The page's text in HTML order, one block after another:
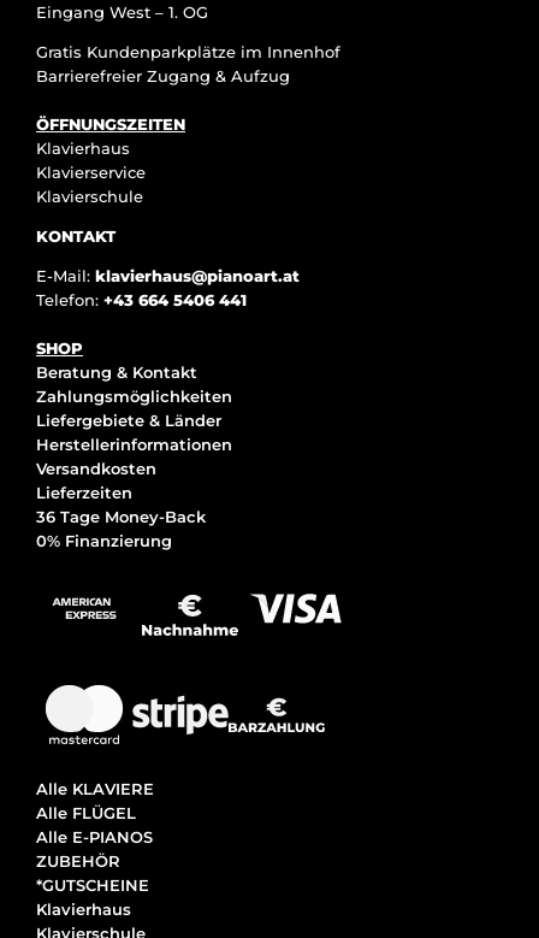
Eingang West – 1. OG
Gratis Kundenparkplätze im Innenhof
Barrierefreier Zugang & Aufzug
ÖFFNUNGSZEITEN
Klavierhaus
Klavierservice
Klavierschule
KONTAKT
E-Mail: klavierhaus@pianoart.at
Telefon: +43 664 5406 441
SHOP
Beratung & Kontakt
Zahlungsmöglichkeiten
Liefergebiete & Länder
Herstellerinformationen
Versandkosten
Lieferzeiten
36 Tage Money-Back
0% Finanzierung
Alle KLAVIERE
Alle FLÜGEL
Alle E-PIANOS
ZUBEHÖR
*GUTSCHEINE
Klavierhaus
Klavierschule